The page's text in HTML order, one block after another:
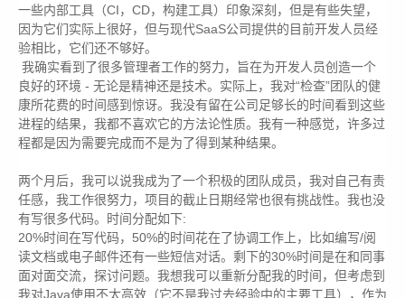
一些内部工具（CI，CD，构建工具）印象深刻，但是有些失望，
因为它们实际上很好，但与现代SaaS公司提供的目前开发人员经
验相比，它们还不够好。
我确实看到了很多管理者工作的努力，旨在为开发人员创造一个
良好的环境 - 无论是精神还是技术。实际上，我对“检查”团队的健
康所花费的时间感到惊讶。我没有留在公司足够长的时间看到这些
进程的结果，我都不喜欢它的方法论性质。我有一种感觉，许多过
程都是因为需要完成而不是为了得到某种结果。
两个月后，我可以说我成为了一个积极的团队成员，我对自己有责
任感，我工作很努力，项目的截止日期经常也很有挑战性。我也没
有写很多代码。时间分配如下:
20%时间在写代码，50%的时间花在了协调工作上，比如编写/阅
读文档或电子邮件还有一些短信对话。剩下的30%时间是在和同事
面对面交流，探讨问题。我想我可以重新分配我的时间，但考虑到
我对Java使用不太高效（它不是我过去经验中的主要工具），作为